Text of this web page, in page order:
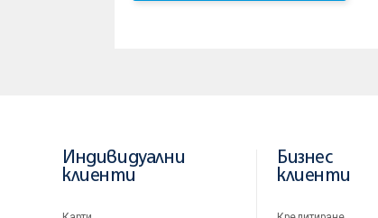
Индивидуални
клиенти
Бизнес
клиенти